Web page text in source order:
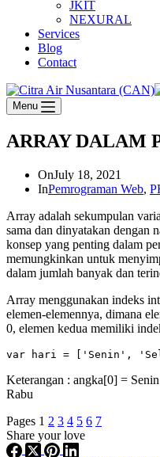
JKIT
NEXURAL
Services
Blog
Contact
Menu
ARRAY DALAM
OnJuly 18, 2021
InPemrograman Web,
Array adalah sekumpulan
sama dan dinyatakan dengan
konsep yang penting dalam
memungkinkan untuk
dalam jumlah banyak dan
Array menggunakan indeks
elemen-elemennya, dimana
0, elemen kedua memiliki
var hari = ['Senin',
Keterangan : angka[0] =
Rabu
Pages 1 2 3 4 5 6 7
Share your love